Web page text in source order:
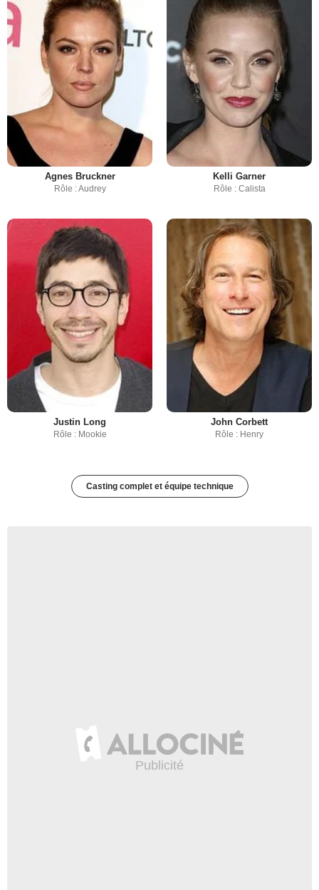
Agnes Bruckner
Rôle : Audrey
Kelli Garner
Rôle : Calista
Justin Long
Rôle : Mookie
John Corbett
Rôle : Henry
Casting complet et équipe technique